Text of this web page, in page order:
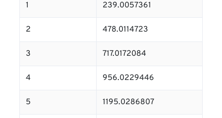
1 239.0057361
2 478.0114723
3 717.0172084
4 956.0229446
5 1195.0286807